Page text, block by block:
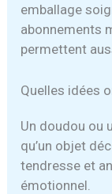
emballage
abonnements
permettent
Quelles idées
Un doudou ou
qu’un objet
tendresse et
émotionnel.